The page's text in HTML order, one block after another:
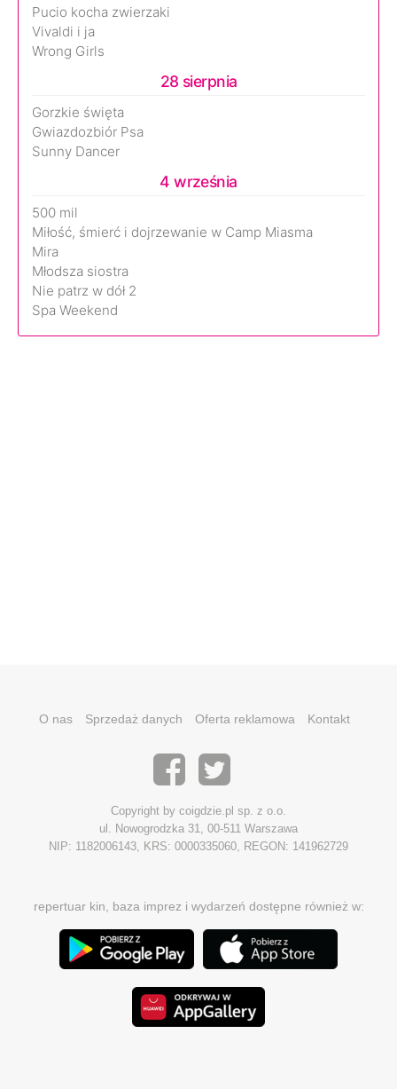
Pucio kocha zwierzaki
Vivaldi i ja
Wrong Girls
28 sierpnia
Gorzkie święta
Gwiazdozbiór Psa
Sunny Dancer
4 września
500 mil
Miłość, śmierć i dojrzewanie w Camp Miasma
Mira
Młodsza siostra
Nie patrz w dół 2
Spa Weekend
O nas Sprzedaż danych Oferta reklamowa Kontakt
Copyright by coigdzie.pl sp. z o.o.
ul. Nowogrodzka 31, 00-511 Warszawa
NIP: 1182006143, KRS: 0000335060, REGON: 141962729
repertuar kin, baza imprez i wydarzeń dostępne również w: